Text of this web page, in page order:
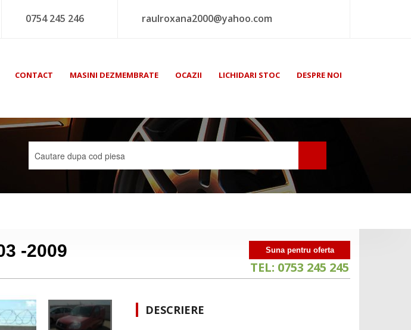
0754 245 246 raulroxana2000@yahoo.com
CONTACT MASINI DEZMEMBRATE OCAZII LICHIDARI STOC DESPRE NOI
-2009 Suna pentru oferta
TEL: 0753 245 245
DESCRIERE